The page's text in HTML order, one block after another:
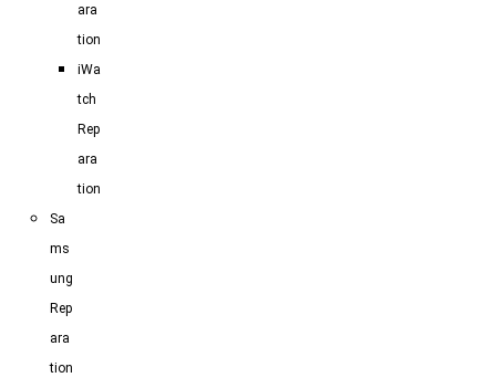
ara
tion
iWa
tch
Rep
ara
tion
Sa
ms
ung
Rep
ara
tion